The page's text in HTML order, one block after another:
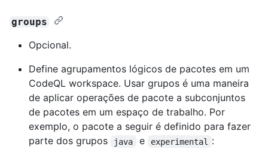
groups
Opcional.
Define agrupamentos lógicos de pacotes em um
CodeQL workspace. Usar grupos é uma maneira
de aplicar operações de pacote a subconjuntos
de pacotes em um espaço de trabalho. Por
exemplo, o pacote a seguir é definido para fazer
parte dos grupos
java e experimental :